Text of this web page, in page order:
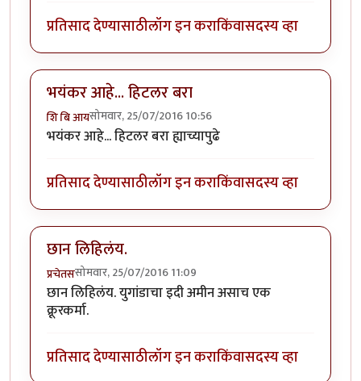
प्रतिसाद देण्यासाठीलॉग इन कराकिंवासदस्य व्हा
भयंकर आहे... हिटलर बरा
शि बि आयसोमवार, 25/07/2016 10:56
भयंकर आहे... हिटलर बरा ह्याच्यापुढे
प्रतिसाद देण्यासाठीलॉग इन कराकिंवासदस्य व्हा
छान लिहिलंय.
प्रचेतससोमवार, 25/07/2016 11:09
छान लिहिलंय. युगांडाचा इदी अमीन असाच एक
क्रूरकर्मा.
प्रतिसाद देण्यासाठीलॉग इन कराकिंवासदस्य व्हा